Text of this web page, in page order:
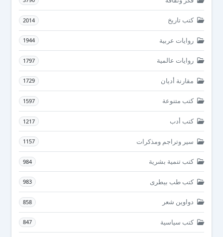
كتب تاريخ 2014
روايات عربية 1944
روايات عالمية 1797
مقارنة أديان 1729
كتب متنوعة 1597
كتب أدب 1217
سير وتراجم ومذكرات 1157
كتب تنمية بشرية 984
كتب طب بيطرى 983
دواوين شعر 858
كتب سياسية 847